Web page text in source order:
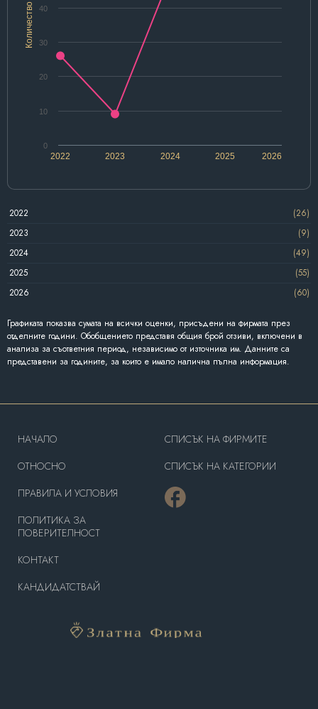
Количество
2022 2024 2026
2023 2025
0
10
20
30
40
2022
(26)
2023
(9)
2024
(49)
2025
(55)
2026
(60)
Графиката показва сумата на всички оценки, присъдени на фирмата през
отделните години. Обобщението представя общия брой отзиви, включени в
анализа за съответния период, независимо от източника им. Данните са
представени за годините, за които е имало налична пълна информация.
HAЧАЛО
OТНОСНО
ПРАВИЛА И УСЛОВИЯ
ПОЛИТИКА ЗА
ПОВЕРИТЕЛНОСТ
КОНТАКТ
КАНДИДАТСТВАЙ
СПИСЪК НА ФИРМИТЕ
СПИСЪК НА КАТЕГОРИИ